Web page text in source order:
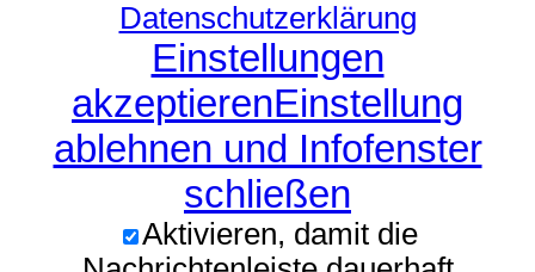
Datenschutzerklärung
Einstellungen
akzeptierenEinstellung
ablehnen und Infofenster
schließen
Aktivieren, damit die